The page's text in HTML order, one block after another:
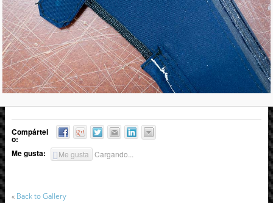
Compártel
o:
Me gusta:
Me gusta Cargando...
« Back to Gallery